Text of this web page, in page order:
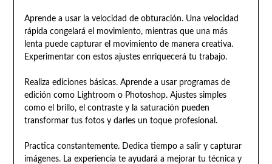
Aprende a usar la velocidad de obturación. Una velocidad
rápida congelará el movimiento, mientras que una más
lenta puede capturar el movimiento de manera creativa.
Experimentar con estos ajustes enriquecerá tu trabajo.
Realiza ediciones básicas. Aprende a usar programas de
edición como Lightroom o Photoshop. Ajustes simples
como el brillo, el contraste y la saturación pueden
transformar tus fotos y darles un toque profesional.
Practica constantemente. Dedica tiempo a salir y capturar
imágenes. La experiencia te ayudará a mejorar tu técnica y